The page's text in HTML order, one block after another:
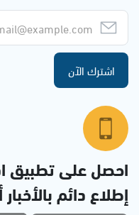
اشترك الآن
احصل على تطبيق
إطلاع دائم